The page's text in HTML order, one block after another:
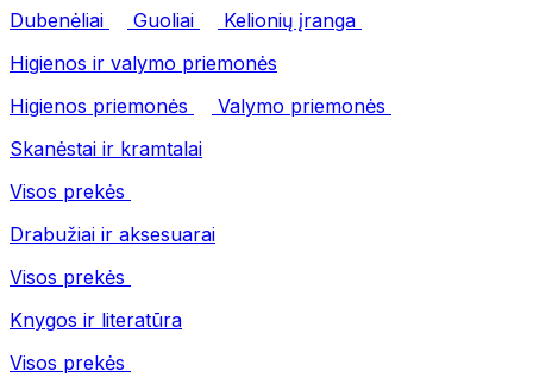
Dubenėliai
Guoliai
Kelionių įranga
Higienos ir valymo priemonės
Higienos priemonės
Valymo priemonės
Skanėstai ir kramtalai
Visos prekės
Drabužiai ir aksesuarai
Visos prekės
Knygos ir literatūra
Visos prekės